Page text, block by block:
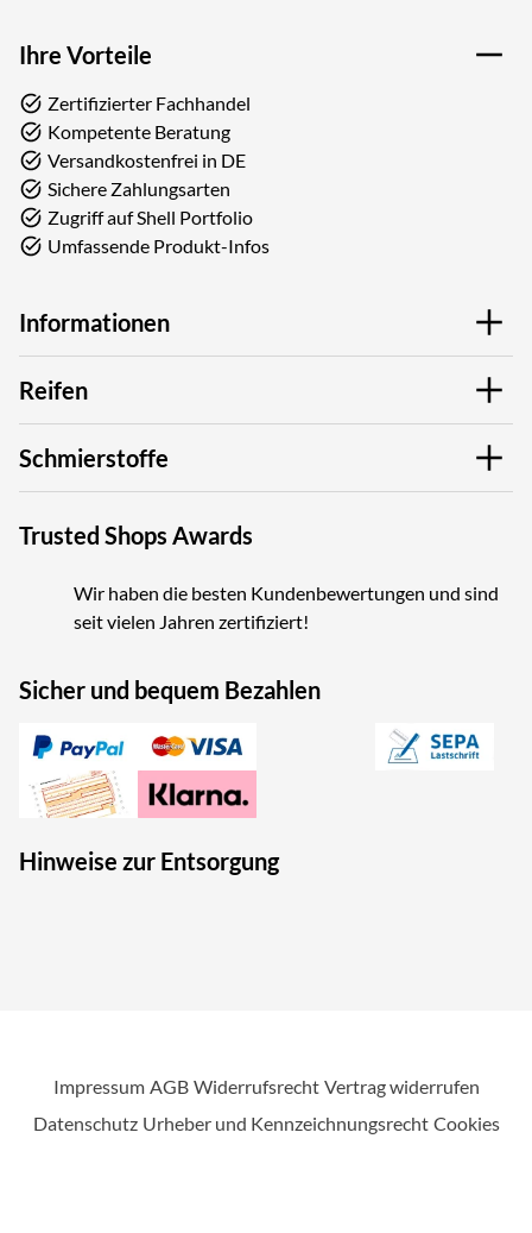
Ihre Vorteile
Zertifizierter Fachhandel
Kompetente Beratung
Versandkostenfrei in DE
Sichere Zahlungsarten
Zugriff auf Shell Portfolio
Umfassende Produkt-Infos
Informationen
Reifen
Schmierstoffe
Trusted Shops Awards
Wir haben die besten Kundenbewertungen und sind
seit vielen Jahren zertifiziert!
Sicher und bequem Bezahlen
Hinweise zur Entsorgung
Impressum AGB Widerrufsrecht Vertrag widerrufen
Datenschutz Urheber und Kennzeichnungsrecht Cookies